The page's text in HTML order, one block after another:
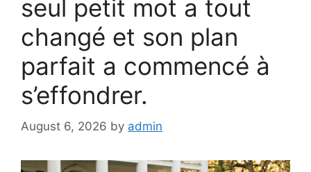
seul petit mot a tout
changé et son plan
parfait a commencé à
s’effondrer.
August 6, 2026 by admin